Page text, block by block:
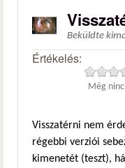
Beküldte
Értékelés:
Még
Visszatérni nem
régebbi verziói
kimenetét (teszt),